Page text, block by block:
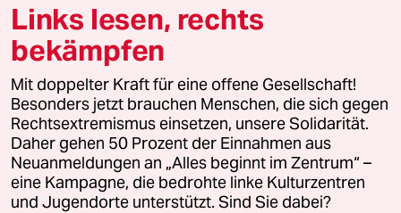
Rudolf Fissner
26.03.2022,00:32 Uhr
Die Gruppenbildungen an Schulen zwischen
Russlanddeutschen vs. Kartoffeldeutschen
gibt es nicht erst seit dem Ukrainekrieg. Jetzt
im Krieg das zu realisieren kommt ein wenig
späht.
Links lesen, rechts
bekämpfen
Mit doppelter Kraft für eine offene Gesellschaft!
Besonders jetzt brauchen Menschen, die sich gegen
Rechtsextremismus einsetzen, unsere Solidarität.
Daher gehen 50 Prozent der Einnahmen aus
Neuanmeldungen an „Alles beginnt im Zentrum“ –
eine Kampagne, die bedrohte linke Kulturzentren
und Jugendorte unterstützt. Sind Sie dabei?